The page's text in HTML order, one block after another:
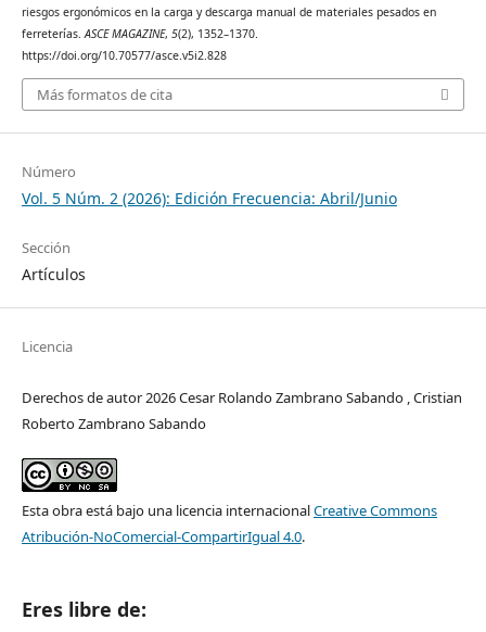
riesgos ergonómicos en la carga y descarga manual de materiales pesados en
ferreterías.ASCE MAGAZINE, 5(2), 1352–1370.
https://doi.org/10.70577/asce.v5i2.828
Más formatos de cita
Número
Vol. 5 Núm. 2 (2026): Edición Frecuencia: Abril/Junio
Sección
Artículos
Licencia
Derechos de autor 2026 Cesar Rolando Zambrano Sabando , Cristian
Roberto Zambrano Sabando
Esta obra está bajo una licencia internacionalCreative Commons
Atribución-NoComercial-CompartirIgual 4.0.
Eres libre de: